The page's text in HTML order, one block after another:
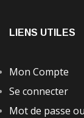
LIENS UTILES
Mon Compte
Se connecter
Mot de passe